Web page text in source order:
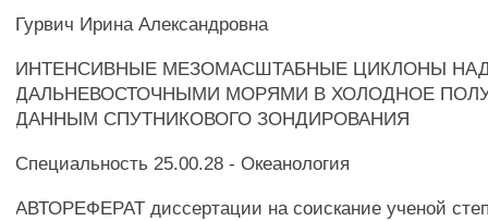
Гурвич Ирина Александровна
ИНТЕНСИВНЫЕ МЕЗОМАСШТАБНЫЕ ЦИКЛОНЫ
ДАЛЬНЕВОСТОЧНЫМИ МОРЯМИ В ХОЛОДНОЕ
ДАННЫМ СПУТНИКОВОГО ЗОНДИРОВАНИЯ
Специальность 25.00.28 - Океанология
АВТОРЕФЕРАТ диссертации на соискание ученой